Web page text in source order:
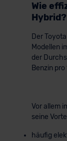
Wie
Hybrid?
Der
Modellen
der
Benzin
Vor allem
seine
häufig